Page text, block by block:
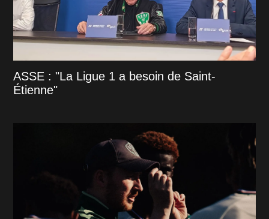
ASSE : "La Ligue 1 a besoin de Saint-
Étienne"